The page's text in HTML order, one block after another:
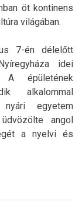
öt kontinens
világában.
7-én délelőtt
idei
A épületének
alkalommal
nyári egyetem
angol
a nyelvi és